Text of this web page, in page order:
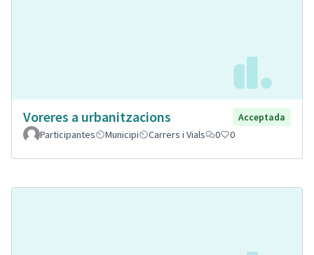
Voreres a urbanitzacions
Acceptada
Participantes
Municipi Carrers i Vials 0 0